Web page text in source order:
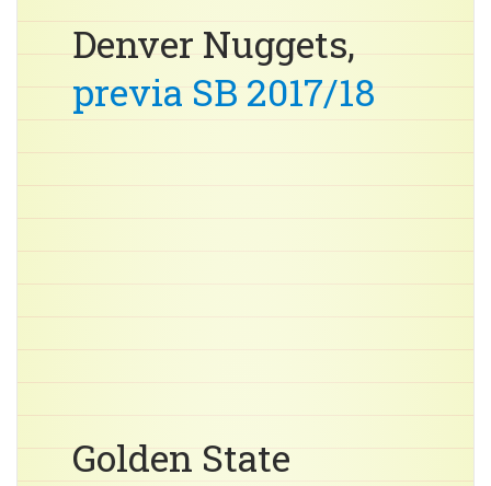
Denver Nuggets,
previa SB 2017/18
Golden State